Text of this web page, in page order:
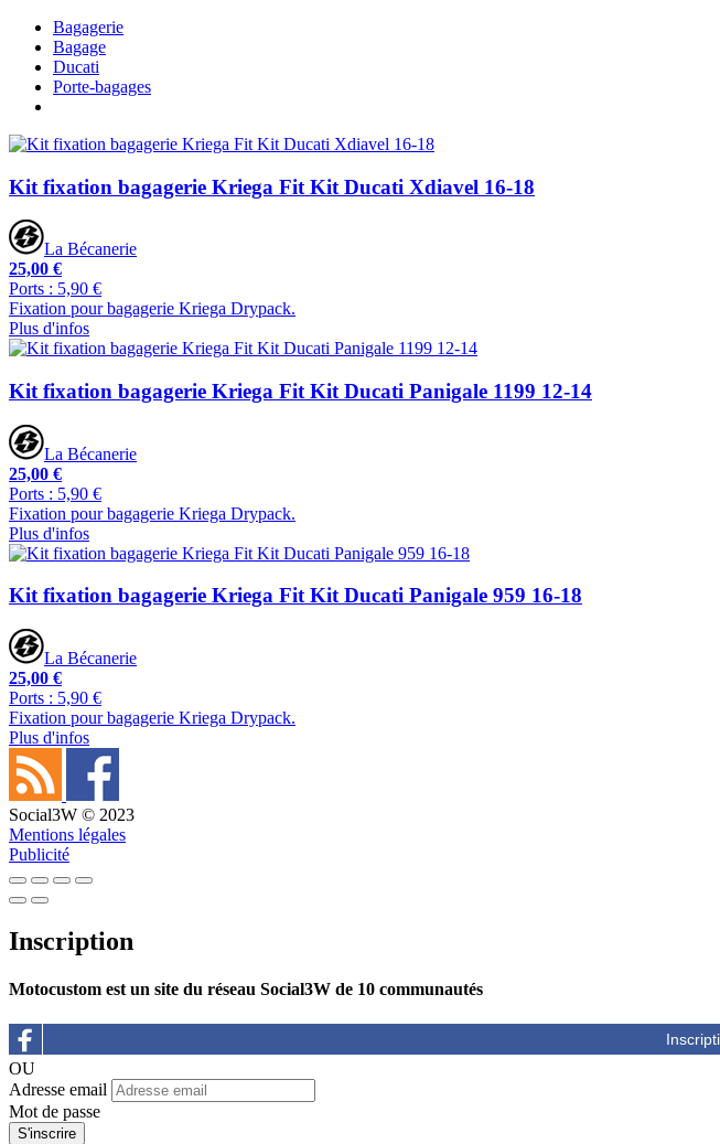
Bagagerie
Bagage
Ducati
Porte-bagages
Kit fixation bagagerie Kriega Fit Kit Ducati Xdiavel 16-18
La Bécanerie
25,00 €
Ports : 5,90 €
Fixation pour bagagerie Kriega Drypack.
Plus d'infos
Kit fixation bagagerie Kriega Fit Kit Ducati Panigale 1199 12-14
La Bécanerie
25,00 €
Ports : 5,90 €
Fixation pour bagagerie Kriega Drypack.
Plus d'infos
Kit fixation bagagerie Kriega Fit Kit Ducati Panigale 959 16-18
La Bécanerie
25,00 €
Ports : 5,90 €
Fixation pour bagagerie Kriega Drypack.
Plus d'infos
Social3W © 2023
Mentions légales
Publicité
Inscription
Motocustom est un site du réseau Social3W de 10 communautés
OU
Adresse email
Mot de passe